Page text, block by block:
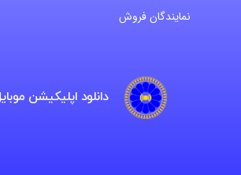
نمایندگان فروش
دانلود اپلیکیشن